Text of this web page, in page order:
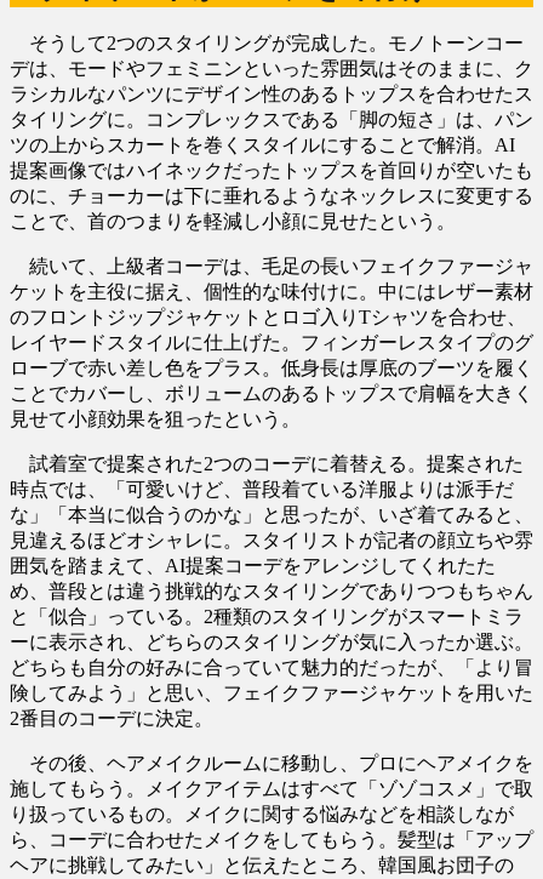
そうして2つのスタイリングが完成した。モノトーンコー
デは、モードやフェミニンといった雰囲気はそのままに、ク
ラシカルなパンツにデザイン性のあるトップスを合わせたス
タイリングに。コンプレックスである「脚の短さ」は、パン
ツの上からスカートを巻くスタイルにすることで解消。AI
提案画像ではハイネックだったトップスを首回りが空いたも
のに、チョーカーは下に垂れるようなネックレスに変更する
ことで、首のつまりを軽減し小顔に見せたという。
続いて、上級者コーデは、毛足の長いフェイクファージャ
ケットを主役に据え、個性的な味付けに。中にはレザー素材
のフロントジップジャケットとロゴ入りTシャツを合わせ、
レイヤードスタイルに仕上げた。フィンガーレスタイプのグ
ローブで赤い差し色をプラス。低身長は厚底のブーツを履く
ことでカバーし、ボリュームのあるトップスで肩幅を大きく
見せて小顔効果を狙ったという。
試着室で提案された2つのコーデに着替える。提案された
時点では、「可愛いけど、普段着ている洋服よりは派手だ
な」「本当に似合うのかな」と思ったが、いざ着てみると、
見違えるほどオシャレに。スタイリストが記者の顔立ちや雰
囲気を踏まえて、AI提案コーデをアレンジしてくれたた
め、普段とは違う挑戦的なスタイリングでありつつもちゃん
と「似合」っている。2種類のスタイリングがスマートミラ
ーに表示され、どちらのスタイリングが気に入ったか選ぶ。
どちらも自分の好みに合っていて魅力的だったが、「より冒
険してみよう」と思い、フェイクファージャケットを用いた
2番目のコーデに決定。
その後、ヘアメイクルームに移動し、プロにヘアメイクを
施してもらう。メイクアイテムはすべて「ゾゾコスメ」で取
り扱っているもの。メイクに関する悩みなどを相談しなが
ら、コーデに合わせたメイクをしてもらう。髪型は「アップ
ヘアに挑戦してみたい」と伝えたところ、韓国風お団子の